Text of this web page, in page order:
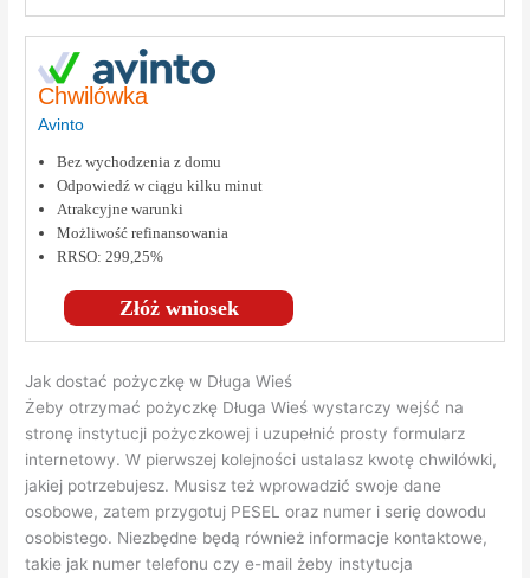
Chwilówka
Avinto
Złóż wniosek
Bez wychodzenia z domu
Odpowiedź w ciągu kilku minut
Atrakcyjne warunki
Możliwość refinansowania
RRSO: 299,25%
Jak dostać pożyczkę w Długa Wieś
Żeby otrzymać pożyczkę Długa Wieś wystarczy wejść na
stronę instytucji pożyczkowej i uzupełnić prosty formularz
internetowy. W pierwszej kolejności ustalasz kwotę chwilówki,
jakiej potrzebujesz. Musisz też wprowadzić swoje dane
osobowe, zatem przygotuj PESEL oraz numer i serię dowodu
osobistego. Niezbędne będą również informacje kontaktowe,
takie jak numer telefonu czy e-mail żeby instytucja